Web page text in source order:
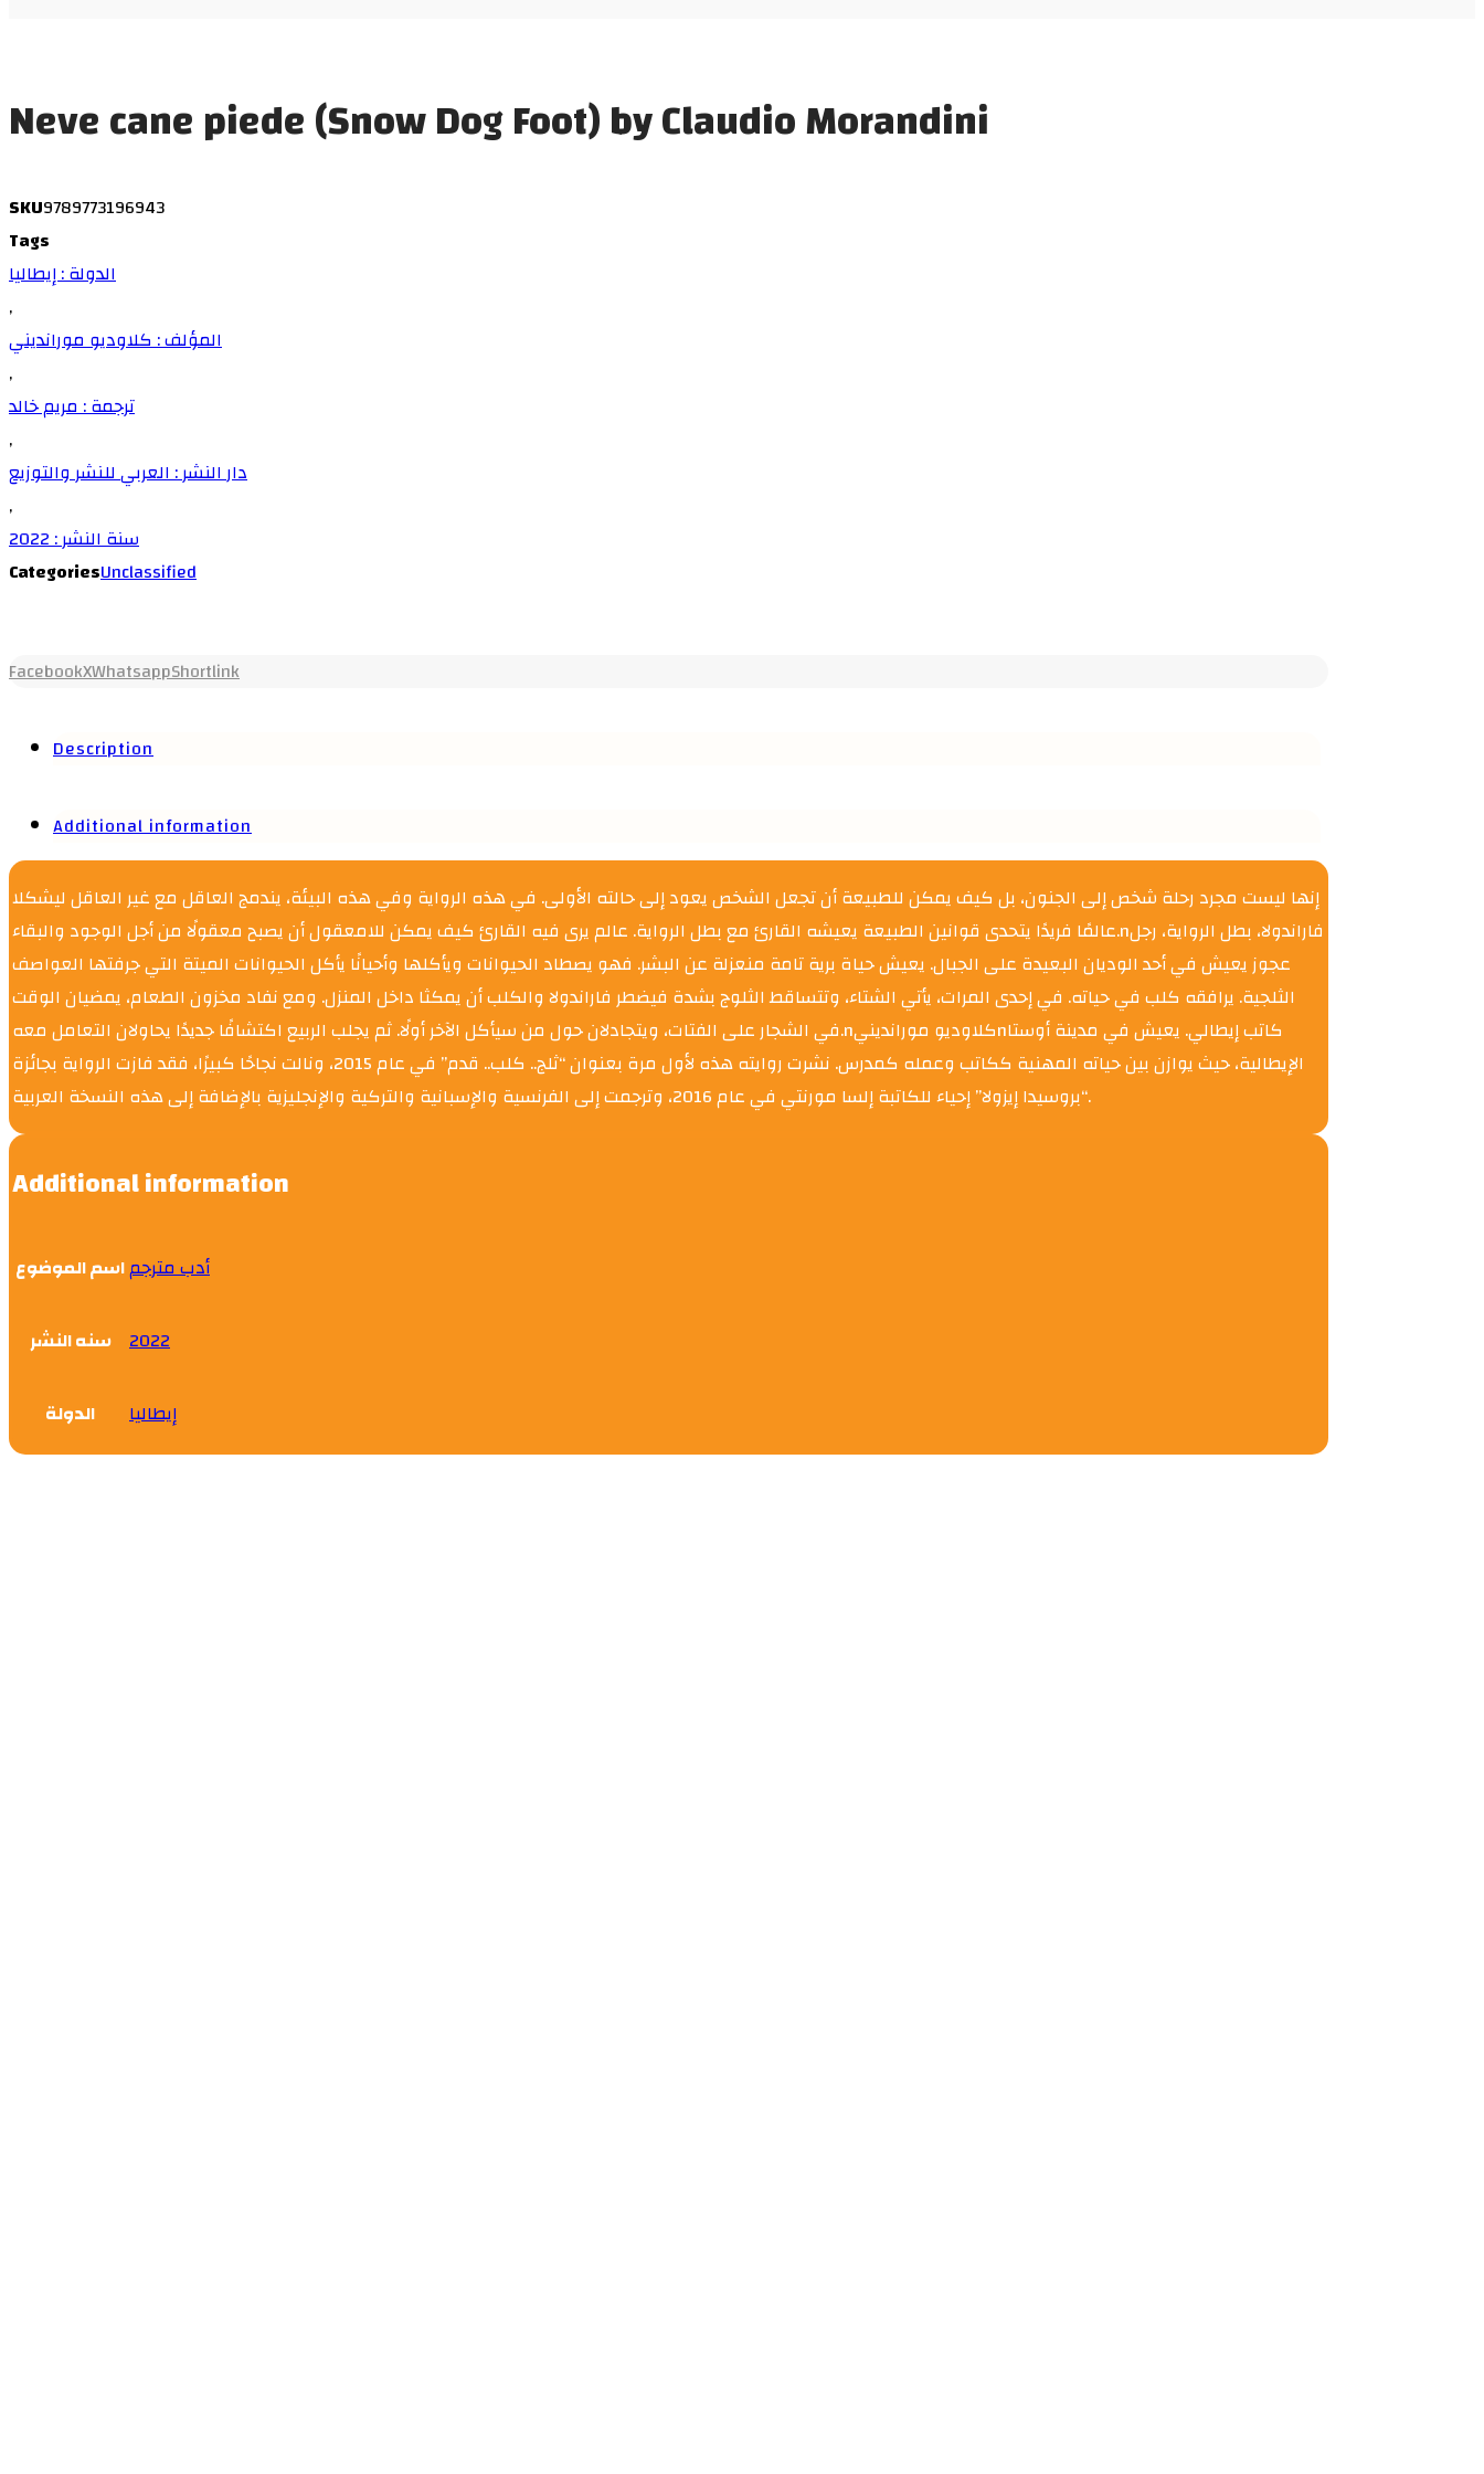
Neve cane piede (Snow Dog Foot) by Claudio Morandini
SKU9789773196943
Tags
الدولة : إيطاليا
,
المؤلف : كلاوديو مورانديني
,
ترجمة : مريم خالد
,
دار النشر : العربي للنشر والتوزيع
,
سنة النشر : 2022
CategoriesUnclassified
FacebookXWhatsappShortlink
Description
Additional information
إنها ليست مجرد رحلة شخص إلى الجنون، بل كيف يمكن للطبيعة أن تجعل الشخص يعود إلى حالته الأولى. في هذه الرواية وفي هذه البيئة، يندمج العاقل مع غير العاقل ليشكلا
عالمًا فريدًا يتحدى قوانين الطبيعة يعيشه القارئ مع بطل الرواية. عالم يرى فيه القارئ كيف يمكن للامعقول أن يصبح معقولًا من أجل الوجود والبقاء.nفاراندولا، بطل الرواية، رجل
عجوز يعيش في أحد الوديان البعيدة على الجبال. يعيش حياة برية تامة منعزلة عن البشر. فهو يصطاد الحيوانات ويأكلها وأحيانًا يأكل الحيوانات الميتة التي جرفتها العواصف
الثلجية. يرافقه كلب في حياته. في إحدى المرات، يأتي الشتاء، وتتساقط الثلوج بشدة فيضطر فاراندولا والكلب أن يمكثا داخل المنزل. ومع نفاد مخزون الطعام، يمضيان الوقت
في الشجار على الفتات، ويتجادلان حول من سيأكل الآخر أولًا. ثم يجلب الربيع اكتشافًا جديدًا يحاولان التعامل معه.nكلاوديو موراندينيnكاتب إيطالي. يعيش في مدينة أوستا
الإيطالية، حيث يوازن بين حياته المهنية ككاتب وعمله كمدرس. نشرت روايته هذه لأول مرة بعنوان “ثلج.. كلب.. قدم” في عام 2015، ونالت نجاحًا كبيرًا، فقد فازت الرواية بجائزة
“بروسيدا إيزولا” إحياء للكاتبة إلسا مورنتي في عام 2016، وترجمت إلى الفرنسية والإسبانية والتركية والإنجليزية بالإضافة إلى هذه النسخة العربية.
Additional information
اسم الموضوعأدب مترجم
سنه النشر 2022
الدولة إيطاليا